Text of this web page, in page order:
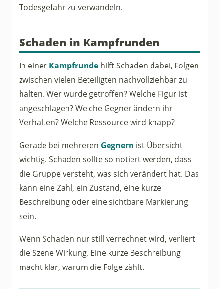
Todesgefahr zu verwandeln.
Schaden in Kampfrunden
In einer Kampfrunde hilft Schaden dabei, Folgen
zwischen vielen Beteiligten nachvollziehbar zu
halten. Wer wurde getroffen? Welche Figur ist
angeschlagen? Welche Gegner ändern ihr
Verhalten? Welche Ressource wird knapp?
Gerade bei mehreren Gegnern ist Übersicht
wichtig. Schaden sollte so notiert werden, dass
die Gruppe versteht, was sich verändert hat. Das
kann eine Zahl, ein Zustand, eine kurze
Beschreibung oder eine sichtbare Markierung
sein.
Wenn Schaden nur still verrechnet wird, verliert
die Szene Wirkung. Eine kurze Beschreibung
macht klar, warum die Folge zählt.